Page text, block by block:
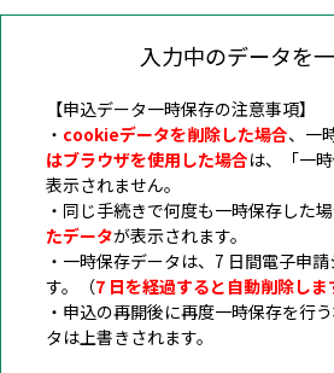
入力中のデータを
【申込データ一時保存の注意事項】
・ cookieデータを削除した場合、一
はブラウザを使用した場合は、「一
表示されません。
・同じ手続きで何度も一時保存した場
たデータが表示されます。
・一時保存データは、7 日間電子申
す。（7 日を経過すると自動削除しま
・申込の再開後に再度一時保存を行
タは上書きされます。